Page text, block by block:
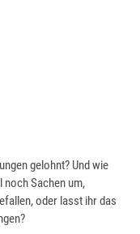
gelohnt? Und wie
noch Sachen um,
oder lasst ihr das